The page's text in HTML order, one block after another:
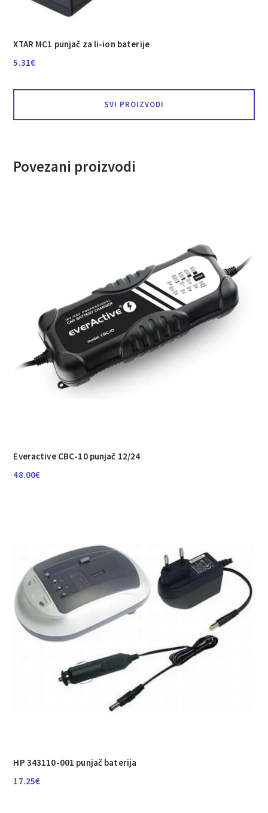
XTAR MC1 punjač za li-ion baterije
5.31€
SVI PROIZVODI
Povezani proizvodi
Everactive CBC-10 punjač 12/24
48.00€
HP 343110-001 punjač baterija
17.25€